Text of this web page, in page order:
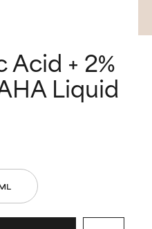
Acid + 2%
Liquid